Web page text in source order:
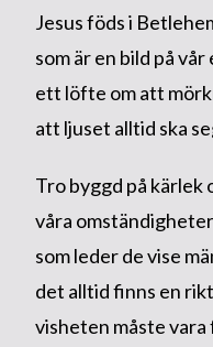
Jesus föds i
som är en bild på
ett löfte om att
att ljuset alltid ska
Tro byggd på kärlek
våra
som leder de vise
det alltid finns en
visheten måste